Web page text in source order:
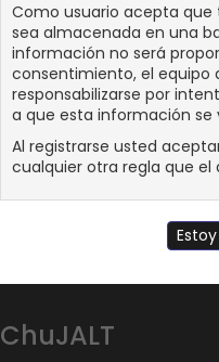
Como usuario acepta
sea almacenada en una
información no será
consentimiento, el equipo
responsabilizarse por
a que esta información
Al registrarse usted
cualquier otra regla que el
ChuJALT